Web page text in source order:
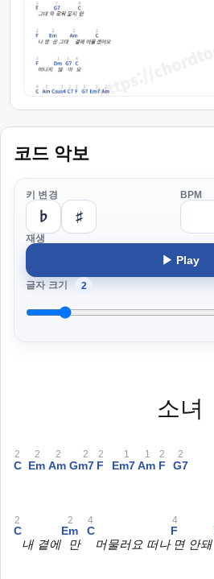
코드 악보
키 변경
♭ ♯
BPM
재생
▶ Play
글자 크기 2
소녀
C
2
Em
2
Am
2
Gm7
2
F
2
Em7
1
Am
1
F
2
G7
2
C
2
내 곁에
Em
2
만
C
4
머물러요 떠나
F
4
면 안돼